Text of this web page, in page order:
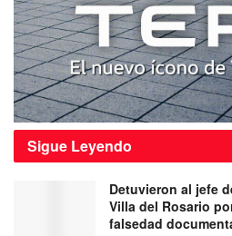
Sigue Leyendo
Detuvieron al jefe
Villa del Rosario
falsedad